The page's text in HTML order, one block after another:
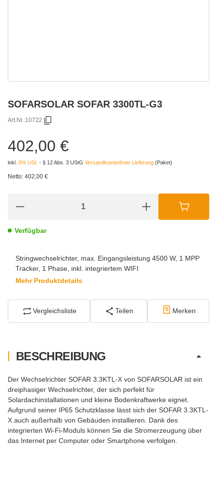
SOFARSOLAR SOFAR 3300TL-G3
Art.Nr.:10722
402,00 €
inkl. 0% USt. - § 12 Abs. 3 UStG Versandkostenfreie Lieferung (Paket)
Netto: 402,00 €
Verfügbar
Stringwechselrichter, max. Eingangsleistung 4500 W, 1 MPP
Tracker, 1 Phase, inkl. integriertem WIFI
Mehr Produktdetails
Vergleichsliste Teilen Merken
BESCHREIBUNG
Der Wechselrichter SOFAR 3.3KTL-X von SOFARSOLAR ist ein
dreiphasiger Wechselrichter, der sich perfekt für
Solardachinstallationen und kleine Bodenkraftwerke eignet.
Aufgrund seiner IP65 Schutzklasse lässt sich der SOFAR 3.3KTL-
X auch außerhalb von Gebäuden installieren. Dank des
integrierten Wi-Fi-Moduls können Sie die Stromerzeugung über
das Internet per Computer oder Smartphone verfolgen.